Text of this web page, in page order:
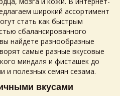
широкий ассортимент
стать как быстрым
сбалансированного
найдете разнообразные
самые разные вкусовые
миндаля и фисташек до
и полезных семян сезама.
вкусами